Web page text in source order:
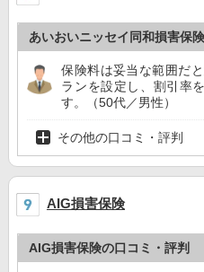
あいおいニッセイ同和損害保
保険料は妥当な範囲だ
ランを設定し、割引率
す。（50代／男性）
その他の口コミ・評判
AIG損害保険
AIG損害保険の口コミ・評判